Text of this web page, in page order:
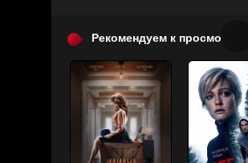
Рекомендуем к просмотру: